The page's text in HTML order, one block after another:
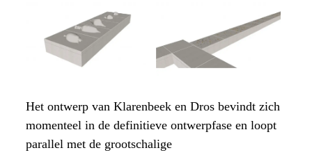
Het ontwerp van Klarenbeek en Dros bevindt zich
momenteel in de definitieve ontwerpfase en loopt
parallel met de grootschalige